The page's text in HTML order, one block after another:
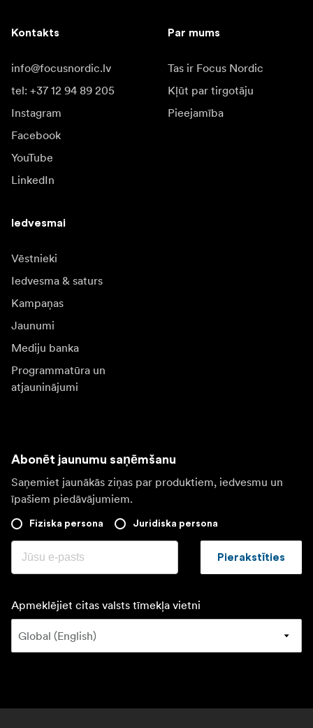
Kontakts
info@focusnordic.lv
tel: +37 12 94 89 205
Instagram
Facebook
YouTube
LinkedIn
Par mums
Tas ir Focus Nordic
Kļūt par tirgotāju
Pieejamība
Iedvesmai
Vēstnieki
Iedvesma & saturs
Kampaņas
Jaunumi
Mediju banka
Programmatūra un
atjauninājumi
Abonēt jaunumu saņēmšanu
Saņemiet jaunākās ziņas par produktiem, iedvesmu un
īpašiem piedāvājumiem.
Fiziska persona Juridiska persona
Pierakstīties
Apmeklējiet citas valsts tīmekļa vietni